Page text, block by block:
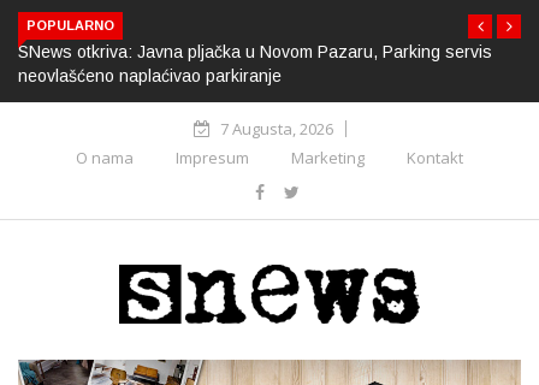
POPULARNO
SNews otkriva: Javna pljačka u Novom Pazaru, Parking servis
neovlašćeno naplaćivao parkiranje
7 Augusta, 2026
O nama
Impresum Marketing Kontakt